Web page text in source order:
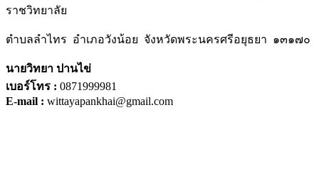
ราชวิทยาลัย
ตำบลลำไทร อำเภอวังน้อย จังหวัดพระนครศรีอยุธยา ๑๓๑๗๐
นายวิทยา ปานไข่
เบอร์โทร : 0871999981
E-mail : wittayapankhai@gmail.com